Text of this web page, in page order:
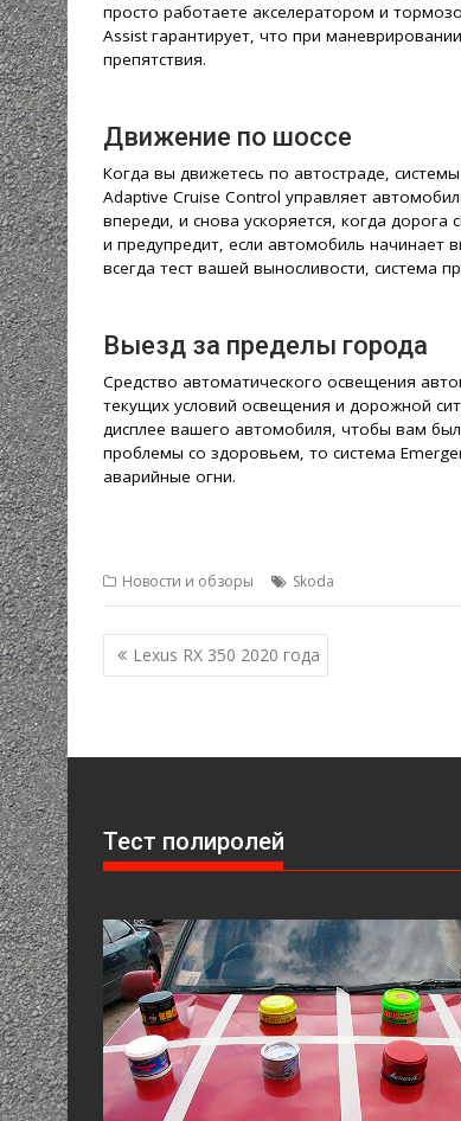
просто работаете акселератором и
Assist гарантирует, что при
препятствия.
Движение по шоссе
Когда вы движетесь по автостраде,
Adaptive Cruise Control управляет
впереди, и снова ускоряется, когда
и предупредит, если автомобиль начинает
всегда тест вашей выносливости, система
Выезд за пределы города
Средство автоматического освещения
текущих условий освещения и дорожной
дисплее вашего автомобиля, чтобы вам
проблемы со здоровьем, то система
аварийные огни.
Новости и обзоры Skoda
Навигация
по
Lexus RX 350 2020 года
Тест полиролей